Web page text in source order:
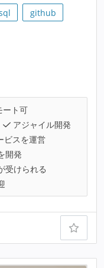
github
ート可
アジャイル開発
ビスを運営
開発
受けられる